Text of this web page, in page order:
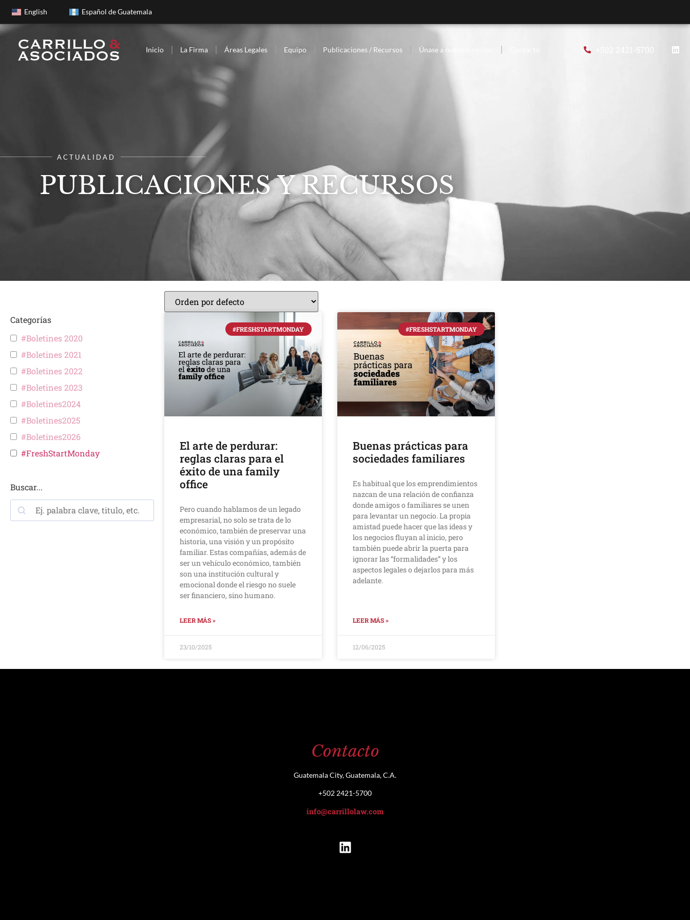
English Español de Guatemala
Inicio La Firma Áreas Legales Equipo Publicaciones / Recursos Únase a nuestro equipo
ACTUALIDAD
PUBLICACIONES Y RECURSOS
Categorías
#Boletines 2020
#Boletines 2021
#Boletines 2022
#Boletines 2023
#Boletines2024
#Boletines2025
#Boletines2026
#FreshStartMonday
Buscar...
#FRESHSTARTMONDAY
El arte de perdurar:
reglas claras para el
éxito de una family
office
Pero cuando hablamos de un legado
empresarial, no solo se trata de lo
económico, también de preservar una
historia, una visión y un propósito
familiar. Estas compañías, además de
ser un vehículo económico, también
son una institución cultural y
emocional donde el riesgo no suele
ser financiero, sino humano.
LEER MÁS »
23/10/2025
#FRESHSTARTMONDAY
Buenas prácticas para
sociedades familiares
Es habitual que los emprendimientos
nazcan de una relación de confianza
donde amigos o familiares se unen
para levantar un negocio. La propia
amistad puede hacer que las ideas y
los negocios fluyan al inicio, pero
también puede abrir la puerta para
ignorar las “formalidades” y los
aspectos legales o dejarlos para más
adelante.
LEER MÁS »
12/06/2025
Contacto
Guatemala City, Guatemala, C.A.
+502 2421-5700
info@carrillolaw.com